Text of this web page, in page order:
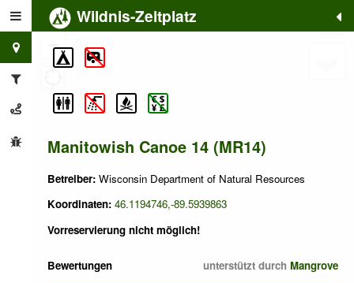
Wildnis-Zeltplatz
Manitowish Canoe 14 (MR14)
Betreiber: Wisconsin Department of Natural Resources
Koordinaten: 46.1194746,-89.5939863
Vorreservierung nicht möglich!
Bewertungen unterstützt durch Mangrove
+
−